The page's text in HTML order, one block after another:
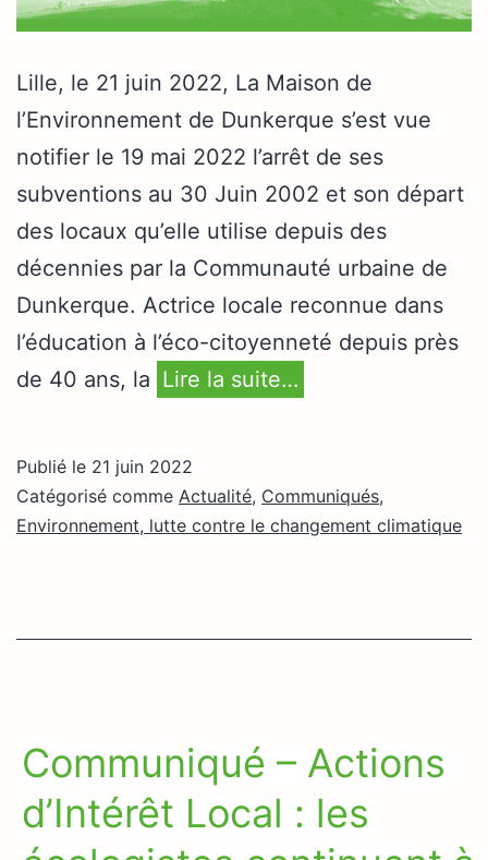
Lille, le 21 juin 2022, La Maison de
l’Environnement de Dunkerque s’est vue
notifier le 19 mai 2022 l’arrêt de ses
subventions au 30 Juin 2002 et son départ
des locaux qu’elle utilise depuis des
décennies par la Communauté urbaine de
Dunkerque. Actrice locale reconnue dans
l’éducation à l’éco-citoyenneté depuis près
de 40 ans, la Lire la suite…
Publié le 21 juin 2022
Catégorisé comme Actualité, Communiqués,
Environnement, lutte contre le changement climatique
Communiqué – Actions
d’Intérêt Local : les